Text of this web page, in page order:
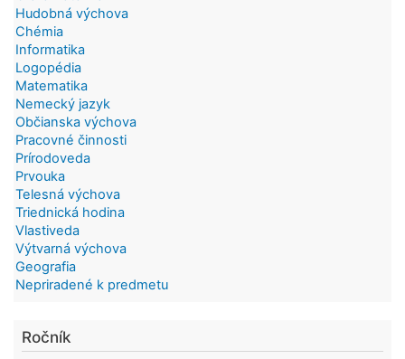
Hudobná výchova
Chémia
Informatika
Logopédia
Matematika
Nemecký jazyk
Občianska výchova
Pracovné činnosti
Prírodoveda
Prvouka
Telesná výchova
Triednická hodina
Vlastiveda
Výtvarná výchova
Geografia
Nepriradené k predmetu
Ročník